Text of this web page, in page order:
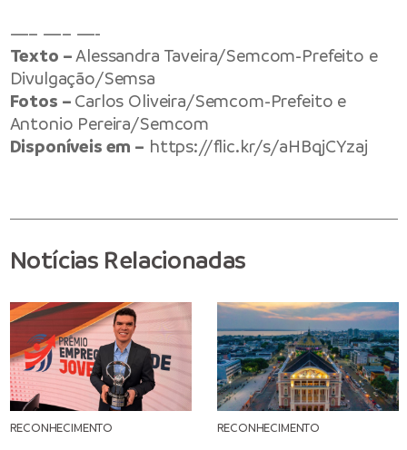
—– —– —-
Texto –Alessandra Taveira/Semcom-Prefeito e
Divulgação/Semsa
Fotos – Carlos Oliveira/Semcom-Prefeito e
Antonio Pereira/Semcom
Disponíveis em – https://flic.kr/s/aHBqjCYzaj
Notícias Relacionadas
RECONHECIMENTO RECONHECIMENTO